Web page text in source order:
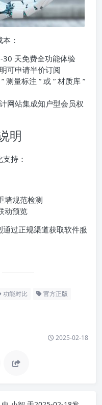
：
30 天免费全功能体验
可申请半价订阅
测量标注 ” 或 ” 材质库 ”
网站集成知户型会员权
明
持：
墙规范检测
动预览
过正规渠道获取软件服
功能对比 官方正版
2025-02-18